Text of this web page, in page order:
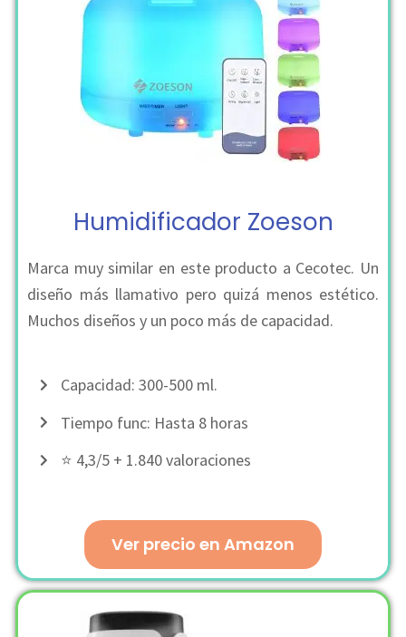
Humidificador Zoeson
Marca muy similar en este producto a Cecotec. Un
diseño más llamativo pero quizá menos estético.
Muchos diseños y un poco más de capacidad.
Capacidad: 300-500 ml.
Tiempo func: Hasta 8 horas
⭐ 4,3/5 + 1.840 valoraciones
Ver precio en Amazon